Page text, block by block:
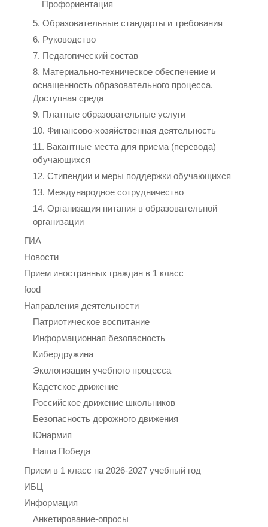
Профориентация
5. Образовательные стандарты и требования
6. Руководство
7. Педагогический состав
8. Материально-техническое обеспечение и
оснащенность образовательного процесса.
Доступная среда
9. Платные образовательные услуги
10. Финансово-хозяйственная деятельность
11. Вакантные места для приема (перевода)
обучающихся
12. Стипендии и меры поддержки обучающихся
13. Международное сотрудничество
14. Организация питания в образовательной
организации
ГИА
Новости
Прием иностранных граждан в 1 класс
food
Направления деятельности
Патриотическое воспитание
Информационная безопасность
Кибердружина
Экологизация учебного процесса
Кадетское движение
Российское движение школьников
Безопасность дорожного движения
Юнармия
Наша Победа
Прием в 1 класс на 2026-2027 учебный год
ИБЦ
Информация
Анкетирование-опросы